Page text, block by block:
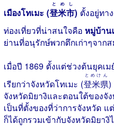
เมืองโทเมะ (登米市
とめし
) ตั้งอยู่ทา
ท่องเที่ยวที่น่าสนใจคือ หมู่บ้าน
ย่านที่อนุรักษ์พวกตึกเก่าๆจากส
เมื่อปี 1869 ตั้งแต่ช่วงต้นยุคเ
เรียกว่าจังหวัดโทเมะ (登米県
とめけん
)
จังหวัดมิยางิและตอนใต้ของจั
เป็นที่ตั้งของที่ว่าการจังหวัด
ก็ได้ถูกรวมเข้ากับจังหวัดมิยางิ